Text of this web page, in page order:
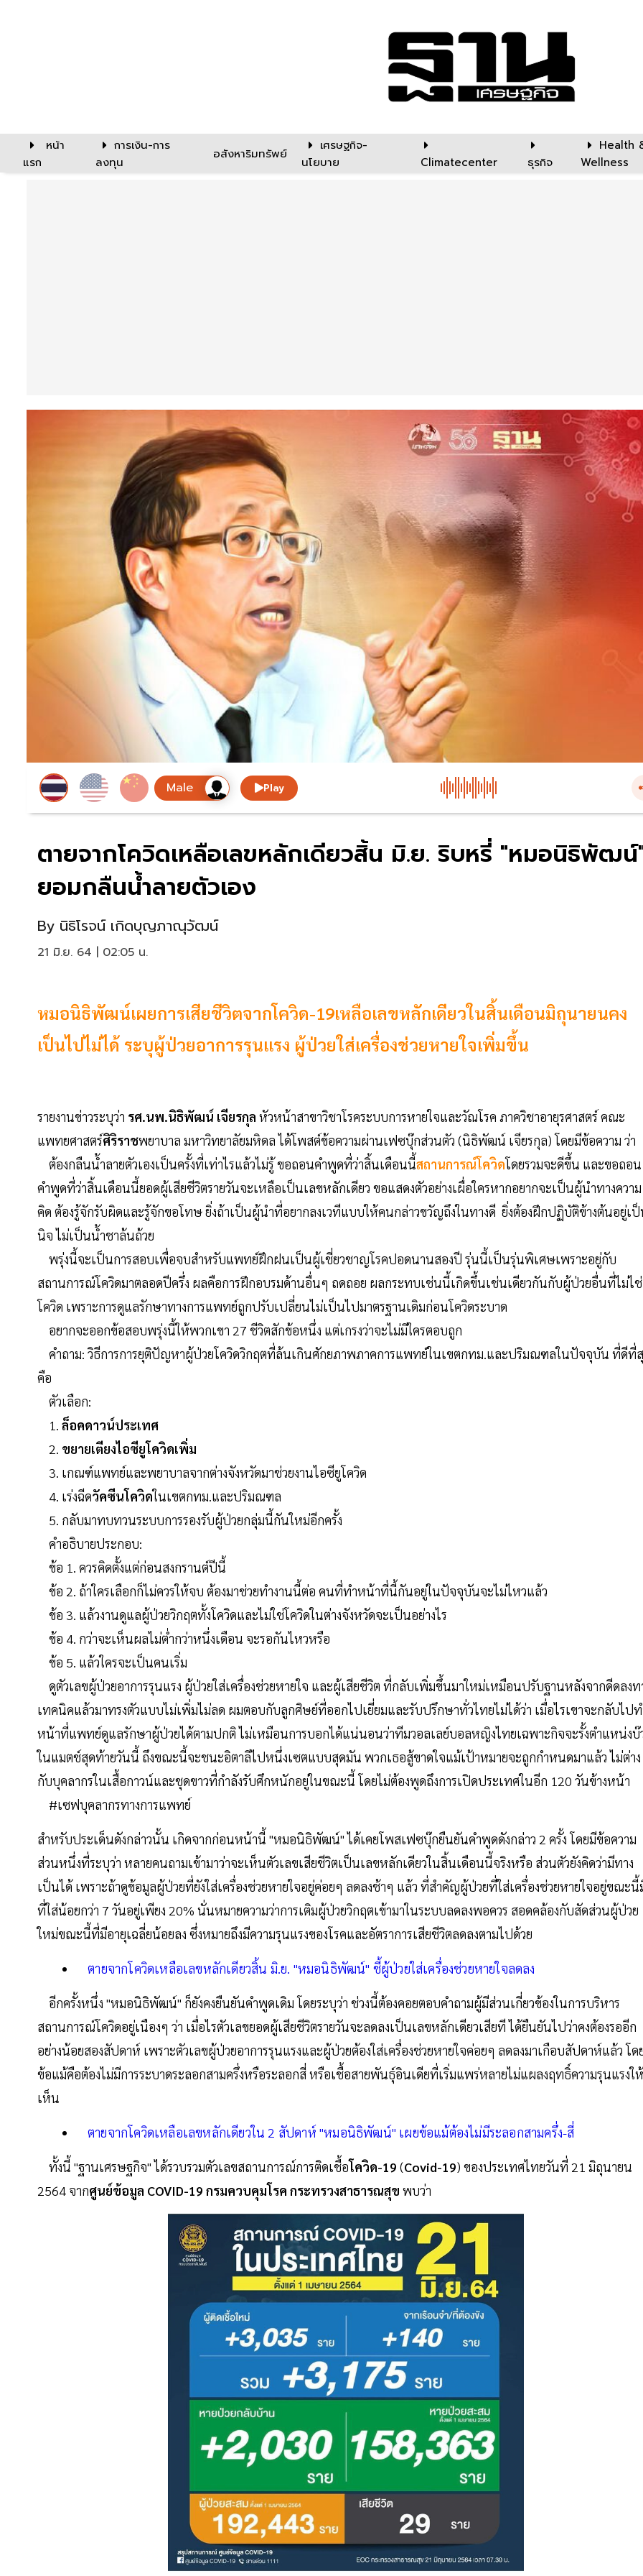
หน้า
แรก
การเงิน-การ
ลงทุน
อสังหาริมทรัพย์
เศรษฐกิจ-
นโยบาย
Climatecenter ธุรกิจ
Health
Wellness
Play
ตายจากโควิดเหลือเลขหลักเดียวสิ้น มิ.ย. ริบหรี่ "หมอนิธิพัฒ
ยอมกลืนน้ำลายตัวเอง
By นิธิโรจน์ เกิดบุญภาณุวัฒน์
21 มิ.ย. 64 | 02:05 น.
หมอนิธิพัฒน์เผยการเสียชีวิตจากโควิด-19เหลือเลขหลักเดียวในสิ้นเดือนมิถุนายนคง
เป็นไปไม่ได้ ระบุผู้ป่วยอาการรุนแรง ผู้ป่วยใส่เครื่องช่วยหายใจเพิ่มขึ้น
รายงานข่าวระบุว่า รศ.นพ.นิธิพัฒน์ เจียรกุล หัวหน้าสาขาวิชาโรคระบบการหายใจและวัณโรค ภาควิชาอายุรศาสตร์ คณะ
แพทยศาสตร์ศิริราชพยาบาล มหาวิทยาลัยมหิดล ได้โพสต์ข้อความผ่านเฟซบุ๊กส่วนตัว (นิธิพัฒน์ เจียรกุล) โดยมีข้อความ ว่า
ต้องกลืนน้ำลายตัวเองเป็นครั้งที่เท่าไรแล้วไม่รู้ ขอถอนคำพูดที่ว่าสิ้นเดือนนี้สถานการณ์โควิดโดยรวมจะดีขึ้น และขอถอน
คำพูดที่ว่าสิ้นเดือนนี้ยอดผู้เสียชีวิตรายวันจะเหลือเป็นเลขหลักเดียว ขอแสดงตัวอย่างเผื่อใครหากอยากจะเป็นผู้นำทางความ
คิด ต้องรู้จักรับผิดและรู้จักขอโทษ ยิ่งถ้าเป็นผู้นำที่อยากลงเวทีแบบให้คนกล่าวขวัญถึงในทางดี ยิ่งต้องฝึกปฏิบัติข้างต้นอยู่เ
นิจ ไม่เป็นน้ำชาล้นถ้วย
พรุ่งนี้จะเป็นการสอบเพื่อจบสำหรับแพทย์ฝึกฝนเป็นผู้เชี่ยวชาญโรคปอดนานสองปี รุ่นนี้เป็นรุ่นพิเศษเพราะอยู่กับ
สถานการณ์โควิดมาตลอดปีครึ่ง ผลคือการฝึกอบรมด้านอื่นๆ ถดถอย ผลกระทบเช่นนี้เกิดขึ้นเช่นเดียวกันกับผู้ป่วยอื่นที่ไม่ไช่
โควิด เพราะการดูแลรักษาทางการแพทย์ถูกปรับเปลี่ยนไม่เป็นไปมาตรฐานเดิมก่อนโควิดระบาด
อยากจะออกข้อสอบพรุ่งนี้ให้พวกเขา 27 ชีวิตสักข้อหนึ่ง แต่เกรงว่าจะไม่มีใครตอบถูก
คำถาม: วิธีการการยุติปัญหาผู้ป่วยโควิดวิกฤตที่ล้นเกินศักยภาพภาคการแพทย์ในเขตกทม.และปริมณฑลในปัจจุบัน ที่ดีที่
คือ
ตัวเลือก:
1. ล็อคดาวน์ประเทศ
2. ขยายเตียงไอซียูโควิดเพิ่ม
3. เกณฑ์แพทย์และพยาบาลจากต่างจังหวัดมาช่วยงานไอซียูโควิด
4. เร่งฉีดวัคซีนโควิดในเขตกทม.และปริมณฑล
5. กลับมาทบทวนระบบการรองรับผู้ป่วยกลุ่มนี้กันใหม่อีกครั้ง
คำอธิบายประกอบ:
ข้อ 1. ควรคิดตั้งแต่ก่อนสงกรานต์ปีนี้
ข้อ 2. ถ้าใครเลือกก็ไม่ควรให้จบ ต้องมาช่วยทำงานนี้ต่อ คนที่ทำหน้าที่นี้กันอยู่ในปัจจุบันจะไม่ไหวแล้ว
ข้อ 3. แล้วงานดูแลผู้ป่วยวิกฤตทั้งโควิดและไม่ใช่โควิดในต่างจังหวัดจะเป็นอย่างไร
ข้อ 4. กว่าจะเห็นผลไม่ต่ำกว่าหนึ่งเดือน จะรอกันไหวหรือ
ข้อ 5. แล้วใครจะเป็นคนเริ่ม
ดูตัวเลขผู้ป่วยอาการรุนแรง ผู้ป่วยใส่เครื่องช่วยหายใจ และผู้เสียชีวิต ที่กลับเพิ่มขึ้นมาใหม่เหมือนปรับฐานหลังจากดีดลงท
เทคนิคแล้วมาทรงตัวแบบไม่เพิ่มไม่ลด ผมตอบกับลูกศิษย์ที่ออกไปเยี่ยมและรับปรึกษาทั่วไทยไม่ได้ว่า เมื่อไรเขาจะกลับไป
หน้าที่แพทย์ดูแลรักษาผู้ป่วยได้ตามปกติ ไม่เหมือนการบอกได้แน่นอนว่าทีมวอลเลย์บอลหญิงไทยเฉพาะกิจจะรั้งตำแหน่งบ๊
ในแมตช์สุดท้ายวันนี้ ถึงขณะนี้จะชนะอิตาลีไปหนึ่งเซตแบบสุดมัน พวกเธอสู้ขาดใจแม้เป้าหมายจะถูกกำหนดมาแล้ว ไม่ต่าง
กับบุคลากรในเสื้อกาวน์และชุดขาวที่กำลังรับศึกหนักอยู่ในขณะนี้ โดยไม่ต้องพูดถึงการเปิดประเทศในอีก 120 วันข้างหน้า
#เซฟบุคลากรทางการแพทย์
สำหรับประเด็นดังกล่าวนั้น เกิดจากก่อนหน้านี้ "หมอนิธิพัฒน์" ได้เคยโพสเฟซบุ๊กยืนยันคำพูดดังกล่าว 2 ครั้ง โดยมีข้อความ
ส่วนหนึ่งที่ระบุว่า หลายคนถามเข้ามาว่าจะเห็นตัวเลขเสียชีวิตเป็นเลขหลักเดียวในสิ้นเดือนนี้จริงหรือ ส่วนตัวยังคิดว่ามีทาง
เป็นได้ เพราะถ้าดูข้อมูลผู้ป่วยที่ยังใส่เครื่องช่วยหายใจอยู่ค่อยๆ ลดลงช้าๆ แล้ว ที่สำคัญผู้ป่วยที่ใส่เครื่องช่วยหายใจอยู่ขณะนี้
ที่ใส่น้อยกว่า 7 วันอยู่เพียง 20% นั่นหมายความว่าการเติมผู้ป่วยวิกฤตเข้ามาในระบบลดลงพอควร สอดคล้องกับสัดส่วนผู้ป่วย
ใหม่ขณะนี้ที่มีอายุเฉลี่ยน้อยลง ซึ่งหมายถึงมีความรุนแรงของโรคและอัตราการเสียชีวิตลดลงตามไปด้วย
ตายจากโควิดเหลือเลขหลักเดียวสิ้น มิ.ย. "หมอนิธิพัฒน์" ชี้ผู้ป่วยใส่เครื่องช่วยหายใจลดลง
อีกครั้งหนึ่ง "หมอนิธิพัฒน์" ก็ยังคงยืนยันคำพูดเดิม โดยระบุว่า ช่วงนี้ต้องคอยตอบคำถามผู้มีส่วนเกี่ยวข้องในการบริหาร
สถานการณ์โควิดอยู่เนืองๆ ว่า เมื่อไรตัวเลขยอดผู้เสียชีวิตรายวันจะลดลงเป็นเลขหลักเดียวเสียที ได้ยืนยันไปว่าคงต้องรออีก
อย่างน้อยสองสัปดาห์ เพราะตัวเลขผู้ป่วยอาการรุนแรงและผู้ป่วยต้องใส่เครื่องช่วยหายใจค่อยๆ ลดลงมาเกือบสัปดาห์แล้ว โด
ข้อแม้คือต้องไม่มีการระบาดระลอกสามครึ่งหรือระลอกสี่ หรือเชื้อสายพันธุ์อินเดียที่เริ่มแพร่หลายไม่แผลงฤทธิ์ความรุนแรงให้
เห็น
ตายจากโควิดเหลือเลขหลักเดียวใน 2 สัปดาห์ "หมอนิธิพัฒน์" เผยข้อแม้ต้องไม่มีระลอกสามครึ่ง-สี่
ทั้งนี้ "ฐานเศรษฐกิจ" ได้รวบรวมตัวเลขสถานการณ์การติดเชื้อโควิด-19 (Covid-19) ของประเทศไทยวันที่ 21 มิถุนายน
2564 จากศูนย์ข้อมูล COVID-19 กรมควบคุมโรค กระทรวงสาธารณสุข พบว่า